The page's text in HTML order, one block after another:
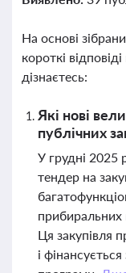
На основі
короткі
дізнаєтесь:
Які нові
публічних
У грудні 2025
тендер на
Ця закупівля
і